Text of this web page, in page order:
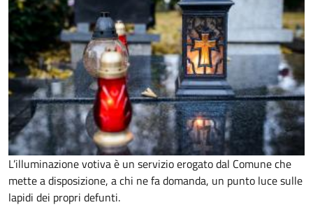
L’illuminazione votiva è un servizio erogato dal Comune che
mette a disposizione, a chi ne fa domanda, un punto luce sulle
lapidi dei propri defunti.